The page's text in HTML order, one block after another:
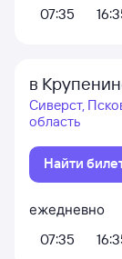
07:35
в
Сиверст,
область
Найти
ежедневно
07:35